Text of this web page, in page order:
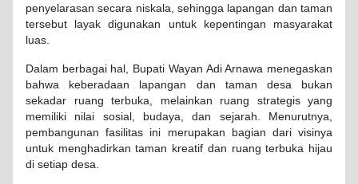
penyelarasan secara niskala, sehingga lapangan dan taman
tersebut layak digunakan untuk kepentingan masyarakat
luas.
Dalam berbagai hal, Bupati Wayan Adi Arnawa menegaskan
bahwa keberadaan lapangan dan taman desa bukan
sekadar ruang terbuka, melainkan ruang strategis yang
memiliki nilai sosial, budaya, dan sejarah. Menurutnya,
pembangunan fasilitas ini merupakan bagian dari visinya
untuk menghadirkan taman kreatif dan ruang terbuka hijau
di setiap desa.